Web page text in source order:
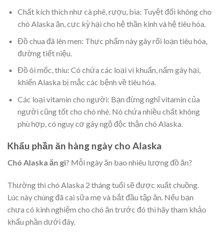
Chất kích thích như cà phê, rượu, bia: Tuyệt đối không cho
chó Alaska ăn, cực kỳ hại cho hệ thần kinh và hệ tiêu hóa.
Đồ chua đã lên men: Thực phẩm này gây rối loạn tiêu hóa,
đường tiết niệu.
Đồ ôi mốc, thiu: Có chứa các loại vi khuẩn, nấm gây hại,
khiến Alaska bị mắc các bệnh về tiêu hóa.
Các loại vitamin cho người: Bạn đừng nghĩ vitamin của
người cũng tốt cho chó nhé. Nó chứa nhiều chất không
phù hợp, có nguy cơ gây ngộ độc thận chó Alaska.
Khẩu phần ăn hàng ngày cho Alaska
Chó Alaska ăn gì? Mỗi ngày ăn bao nhiêu lượng đồ ăn?
Thường thì chó Alaska 2 tháng tuổi sẽ được xuất chuồng.
Lúc này chúng đã cai sữa mẹ và bắt đầu tập ăn. Nếu bạn
chưa có kinh nghiệm cho chó ăn trước đó thì hãy tham khảo
khẩu phần dưới đây.